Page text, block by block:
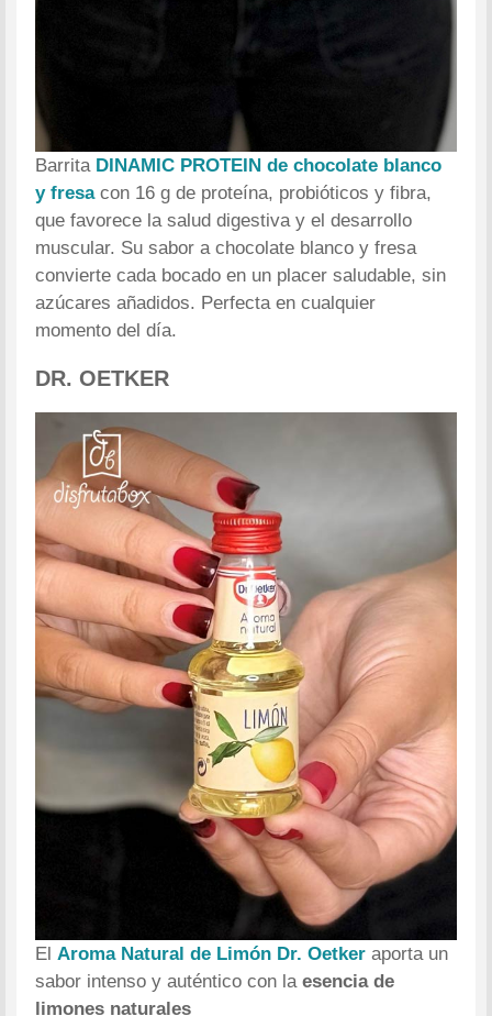
Barrita DINAMIC PROTEIN de chocolate blanco
y fresa con 16 g de proteína, probióticos y fibra,
que favorece la salud digestiva y el desarrollo
muscular. Su sabor a chocolate blanco y fresa
convierte cada bocado en un placer saludable, sin
azúcares añadidos. Perfecta en cualquier
momento del día.
DR. OETKER
El Aroma Natural de Limón Dr. Oetker aporta un
sabor intenso y auténtico con laesencia de
limones naturales